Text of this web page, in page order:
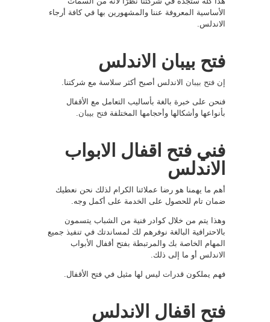
الأساسية المعروفة عننا والمشهورين بها في كافة أرجاء
الاندلس.
فتح بيبان الاندلس
إن فتح بيبان الاندلس أصبح أكثر سلاسة مع شركتنا.
فنحن على خبرة بالغة بأساليب التعامل مع الأقفال
بأنواعها وأشكالها وأحجامها المختلفة فتح بيبان
فني فتح اقفال الابواب
الاندلس
أهم ما يهمنا هو رضا عملائنا الكرام لذلك نحن نعطيك
ضمان تام للحصول على الخدمة على أكمل وجه.
وهذا يتم من خلال كوادر فنية من الشباب يتسمون
بالاحترافية البالغة نوفرهم لك لمساندتك في تنفيذ جميع
المهام الخاصة بك والمرتبطة بفتح أقفال الأبواب
الاندلس أو ما إلى ذلك.
فهم يملكون قدرات ليس لها مثيل في فتح الأقفال.
فتح اقفال الاندلس